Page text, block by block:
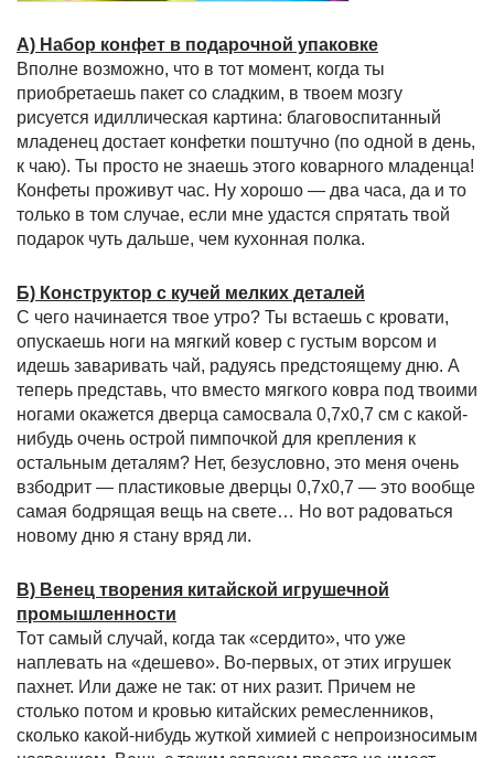
А) Набор конфет в подарочной упаковке
Вполне возможно, что в тот момент, когда ты
приобретаешь пакет со сладким, в твоем мозгу
рисуется идиллическая картина: благовоспитанный
младенец достает конфетки поштучно (по одной в день,
к чаю). Ты просто не знаешь этого коварного младенца!
Конфеты проживут час. Ну хорошо — два часа, да и то
только в том случае, если мне удастся спрятать твой
подарок чуть дальше, чем кухонная полка.
Б) Конструктор с кучей мелких деталей
С чего начинается твое утро? Ты встаешь с кровати,
опускаешь ноги на мягкий ковер с густым ворсом и
идешь заваривать чай, радуясь предстоящему дню. А
теперь представь, что вместо мягкого ковра под твоими
ногами окажется дверца самосвала 0,7x0,7 см с какой-
нибудь очень острой пимпочкой для крепления к
остальным деталям? Нет, безусловно, это меня очень
взбодрит — пластиковые дверцы 0,7х0,7 — это вообще
самая бодрящая вещь на свете… Но вот радоваться
новому дню я стану вряд ли.
В) Венец творения китайской игрушечной
промышленности
Тот самый случай, когда так «сердито», что уже
наплевать на «дешево». Во-первых, от этих игрушек
пахнет. Или даже не так: от них разит. Причем не
столько потом и кровью китайских ремесленников,
сколько какой-нибудь жуткой химией с непроизносимым